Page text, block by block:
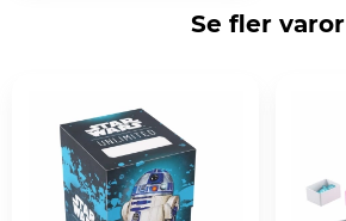
Se fler varor